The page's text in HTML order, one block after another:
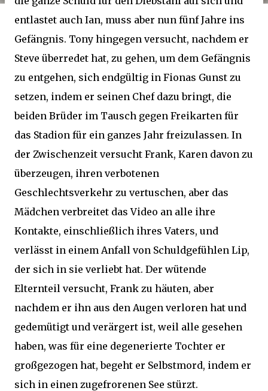
entlastet auch Ian, muss aber nun fünf Jahre ins
Gefängnis. Tony hingegen versucht, nachdem er
Steve überredet hat, zu gehen, um dem Gefängnis
zu entgehen, sich endgültig in Fionas Gunst zu
setzen, indem er seinen Chef dazu bringt, die
beiden Brüder im Tausch gegen Freikarten für
das Stadion für ein ganzes Jahr freizulassen. In
der Zwischenzeit versucht Frank, Karen davon zu
überzeugen, ihren verbotenen
Geschlechtsverkehr zu vertuschen, aber das
Mädchen verbreitet das Video an alle ihre
Kontakte, einschließlich ihres Vaters, und
verlässt in einem Anfall von Schuldgefühlen Lip,
der sich in sie verliebt hat. Der wütende
Elternteil versucht, Frank zu häuten, aber
nachdem er ihn aus den Augen verloren hat und
gedemütigt und verärgert ist, weil alle gesehen
haben, was für eine degenerierte Tochter er
großgezogen hat, begeht er Selbstmord, indem er
sich in einen zugefrorenen See stürzt.